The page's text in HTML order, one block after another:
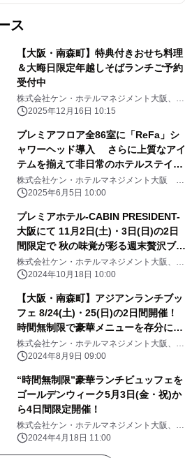
ス
【大阪・南森町】特典付きおせち料理
＆大晦日限定年越しそばランチご予約
受付中
株式会社ケン・ホテルマネジメント大阪、プ
レミアホテル-CABIN PRESIDENT-大阪
2025年12月16日 10:15
プレミアフロア全86室に「ReFa」シ
ャワーヘッド導入 さらに上質なアイ
テムを揃えて非日常のホテルステイを
【プレミアホテル-CABIN
PRESIDENT-大阪】
株式会社ケン・ホテルマネジメント大阪 プ
レミアホテル-CABIN PRESIDENT-大阪
2025年6月5日 10:00
プレミアホテル-CABIN PRESIDENT-
大阪にて 11月2日(土)・3日(日)の2日
間限定で 秋の味覚が彩る週末贅沢ブラ
ンチを開催
株式会社ケン・ホテルマネジメント大阪、プ
レミアホテル-CABIN PRESIDENT-大阪
2024年10月18日 10:00
【大阪・南森町】アジアンランチブッ
フェ 8/24(土)・25(日)の2日間開催！
時間無制限で豪華メニューを存分に堪
能
株式会社ケン・ホテルマネジメント大阪、プ
レミアホテル-CABIN PRESIDENT-大阪
2024年8月9日 09:00
“時間無制限”豪華ランチビュッフェを
ゴールデンウィーク5月3日(金・祝)か
ら4日間限定開催！
株式会社ケン・ホテルマネジメント大阪、プ
レミアホテル-CABIN PRESIDENT-大阪
2024年4月18日 11:00